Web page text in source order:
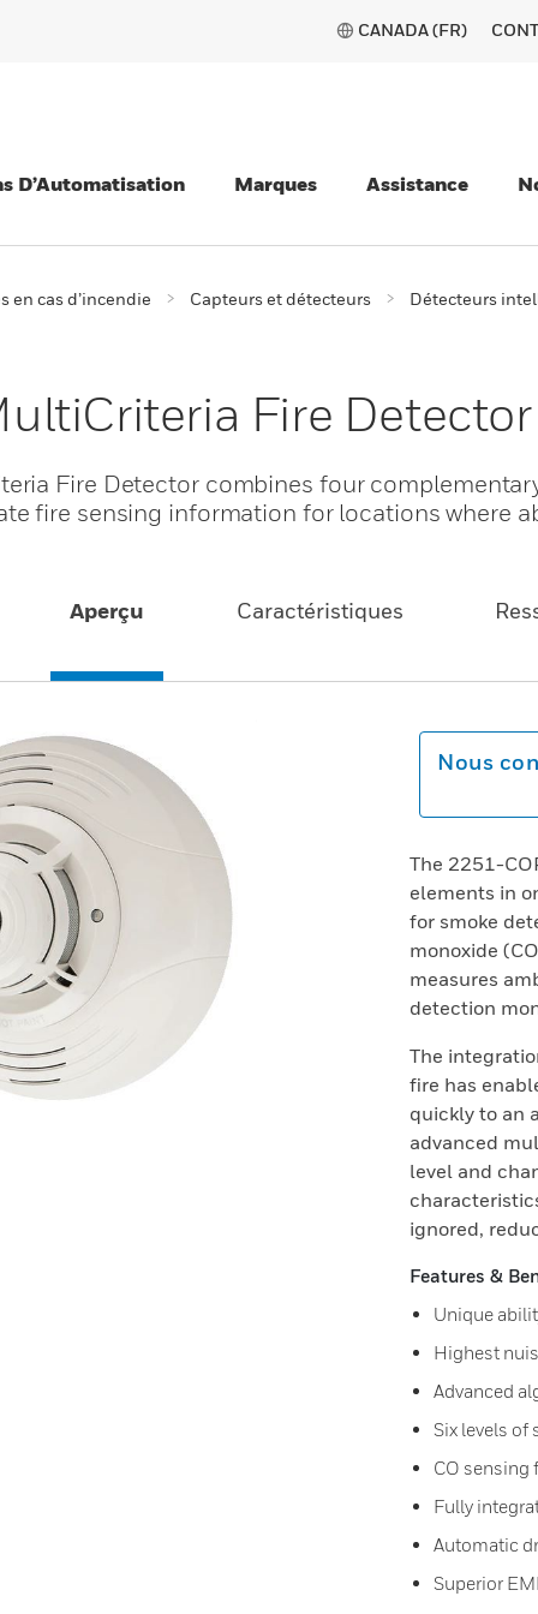
CANADA (FR)
D’Automatisation Marques Assistance
en cas d’incendie Capteurs et détecteurs Détecteurs
Fire Detector
Fire Detector combines four
fire sensing information for locations where
Aperçu Caractéristiques
Nous
The 2251-
elements in
for smoke
monoxide
measures
detection
The
fire has
quickly to an
advanced
level and
ignored,
Features &
Unique
Highest
Advanced
Six levels of
CO sensing
Fully
Automatic
Superior